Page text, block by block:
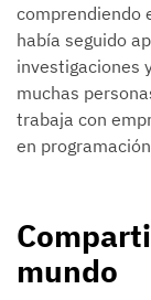
comprendiendo
había seguido
investigaciones
muchas
trabaja con
en
mundo